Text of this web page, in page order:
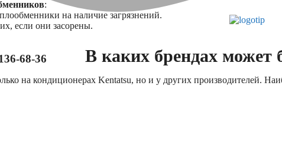
68-36
:
на наличие загрязнений.
если они засорены.
В каких брендах
на кондиционерах Kentatsu, но и у других производителей.